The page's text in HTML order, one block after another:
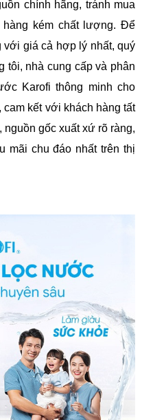
chính hãng, tránh mua
hàng kém chất lượng. Để
giá cả hợp lý nhất, quý
tôi, nhà cung cấp và phân
Karofi thông minh cho
kết với khách hàng tất
gốc xuất xứ rõ ràng,
mãi chu đáo nhất trên thị